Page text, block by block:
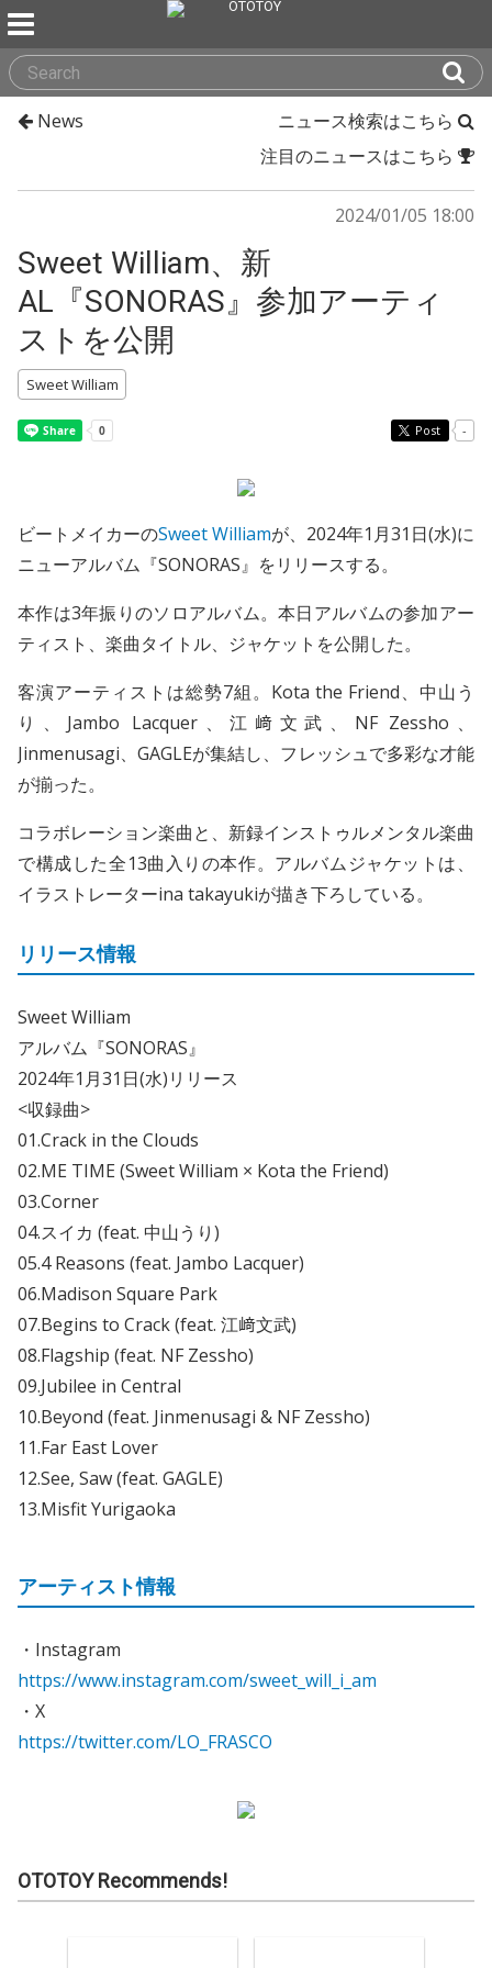
News
ニュース検索はこちら
注目のニュースはこちら
2024/01/05 18:00
Sweet William、新
AL『SONORAS』参加アーティ
ストを公開
Sweet William
Post -
ビートメイカーのSweet Williamが、2024年1月31日(水)に
ニューアルバム『SONORAS』をリリースする。
本作は3年振りのソロアルバム。本日アルバムの参加アー
ティスト、楽曲タイトル、ジャケットを公開した。
客演アーティストは総勢7組。Kota the Friend、中山う
り、Jambo Lacquer、江﨑文武、NF Zessho、
Jinmenusagi、GAGLEが集結し、フレッシュで多彩な才能
が揃った。
コラボレーション楽曲と、新録インストゥルメンタル楽曲
で構成した全13曲入りの本作。アルバムジャケットは、
イラストレーターina takayukiが描き下ろしている。
リリース情報
Sweet William
アルバム『SONORAS』
2024年1月31日(水)リリース
<収録曲>
01.Crack in the Clouds
02.ME TIME (Sweet William × Kota the Friend)
03.Corner
04.スイカ (feat. 中山うり)
05.4 Reasons (feat. Jambo Lacquer)
06.Madison Square Park
07.Begins to Crack (feat. 江﨑文武)
08.Flagship (feat. NF Zessho)
09.Jubilee in Central
10.Beyond (feat. Jinmenusagi & NF Zessho)
11.Far East Lover
12.See, Saw (feat. GAGLE)
13.Misfit Yurigaoka
アーティスト情報
・Instagram
https://www.instagram.com/sweet_will_i_am
・X
https://twitter.com/LO_FRASCO
OTOTOY Recommends!